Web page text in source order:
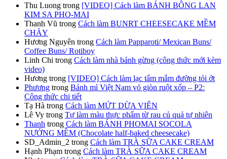
Thu Luong trong [VIDEO] Cách làm BÁNH BÔNG LAN
KIM SA PHO-MAI
Thanh Vũ trong Cách làm BUNRT CHEESECAKE MỀM
CHẢY
Hương Nguyên trong Cách làm Papparoti/ Mexican Buns/
Coffee Buns/ Rotiboy
Linh Chi trong Cách làm nhà bánh gừng (công thức mới kèm
video)
Hương trong [VIDEO] Cách làm lạc tẩm mắm đường tỏi ớt
Phương trong Bánh mì Việt Nam vỏ giòn ruột xốp – P2:
Công thức chi tiết
Tạ Hà trong Cách làm MỨT DỪA VIÊN
Lê Vy trong Tự làm màu thực phẩm từ rau củ quả tự nhiên
Thanh trong Cách làm BÁNH PHOMAI SOCOLA
NƯỚNG MỀM (Chocolate half-baked cheesecake)
SD_Admin_2 trong Cách làm TRÀ SỮA CAKE CREAM
Hạnh Phạm trong Cách làm TRÀ SỮA CAKE CREAM